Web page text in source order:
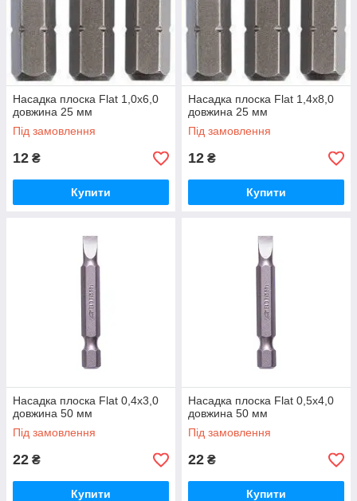
Насадка плоска Flat 1,0х6,0
довжина 25 мм
Під замовлення
12 ₴
Купити
Насадка плоска Flat 1,4х8,0
довжина 25 мм
Під замовлення
12 ₴
Купити
Насадка плоска Flat 0,4х3,0
довжина 50 мм
Під замовлення
22 ₴
Купити
Насадка плоска Flat 0,5х4,0
довжина 50 мм
Під замовлення
22 ₴
Купити